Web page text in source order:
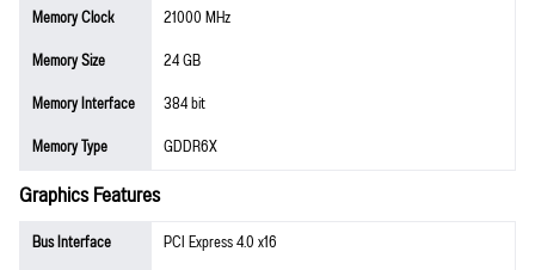
Memory Clock
21000 MHz
Memory Size
24 GB
Memory Interface
384 bit
Memory Type
GDDR6X
Graphics Features
Bus Interface
PCI Express 4.0 x16